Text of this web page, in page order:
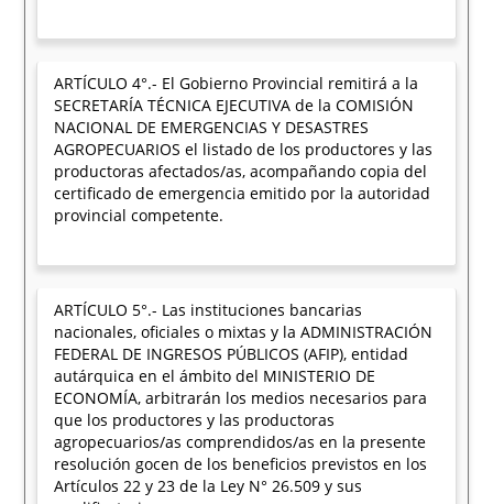
ARTÍCULO 4°.- El Gobierno Provincial remitirá a la
SECRETARÍA TÉCNICA EJECUTIVA de la COMISIÓN
NACIONAL DE EMERGENCIAS Y DESASTRES
AGROPECUARIOS el listado de los productores y las
productoras afectados/as, acompañando copia del
certificado de emergencia emitido por la autoridad
provincial competente.
ARTÍCULO 5°.- Las instituciones bancarias
nacionales, oficiales o mixtas y la ADMINISTRACIÓN
FEDERAL DE INGRESOS PÚBLICOS (AFIP), entidad
autárquica en el ámbito del MINISTERIO DE
ECONOMÍA, arbitrarán los medios necesarios para
que los productores y las productoras
agropecuarios/as comprendidos/as en la presente
resolución gocen de los beneficios previstos en los
Artículos 22 y 23 de la Ley N° 26.509 y sus